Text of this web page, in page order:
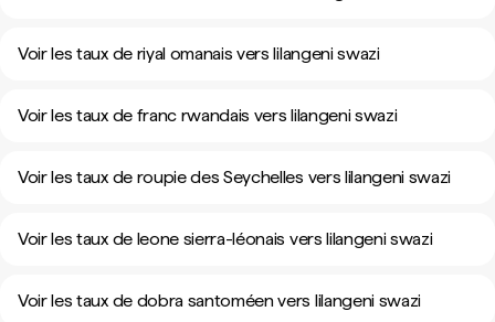
Voir les taux de riyal omanais vers lilangeni swazi
Voir les taux de franc rwandais vers lilangeni swazi
Voir les taux de roupie des Seychelles vers lilangeni swazi
Voir les taux de leone sierra-léonais vers lilangeni swazi
Voir les taux de dobra santoméen vers lilangeni swazi